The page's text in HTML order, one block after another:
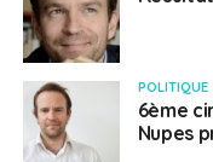
POLITIQUE
6ème
Nupes